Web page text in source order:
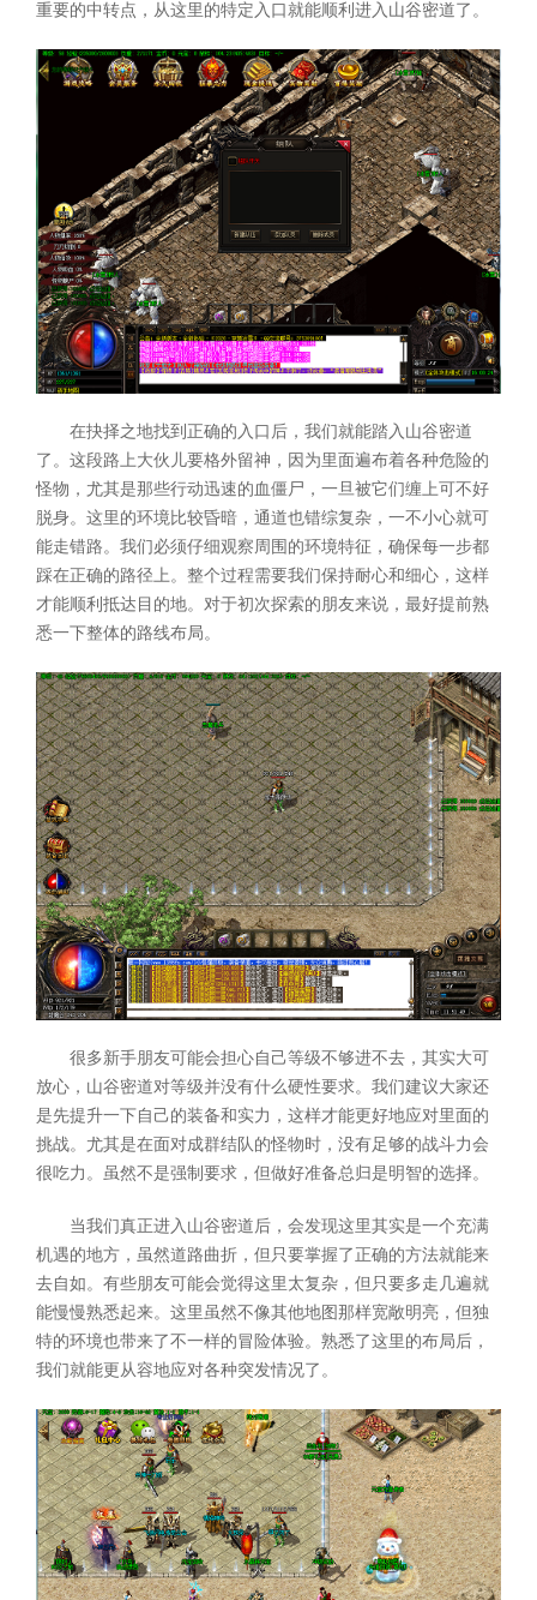
重要的中转点，从这里的特定入口就能顺利进入山谷密道了。
在抉择之地找到正确的入口后，我们就能踏入山谷密道
了。这段路上大伙儿要格外留神，因为里面遍布着各种危险的
怪物，尤其是那些行动迅速的血僵尸，一旦被它们缠上可不好
脱身。这里的环境比较昏暗，通道也错综复杂，一不小心就可
能走错路。我们必须仔细观察周围的环境特征，确保每一步都
踩在正确的路径上。整个过程需要我们保持耐心和细心，这样
才能顺利抵达目的地。对于初次探索的朋友来说，最好提前熟
悉一下整体的路线布局。
很多新手朋友可能会担心自己等级不够进不去，其实大可
放心，山谷密道对等级并没有什么硬性要求。我们建议大家还
是先提升一下自己的装备和实力，这样才能更好地应对里面的
挑战。尤其是在面对成群结队的怪物时，没有足够的战斗力会
很吃力。虽然不是强制要求，但做好准备总归是明智的选择。
当我们真正进入山谷密道后，会发现这里其实是一个充满
机遇的地方，虽然道路曲折，但只要掌握了正确的方法就能来
去自如。有些朋友可能会觉得这里太复杂，但只要多走几遍就
能慢慢熟悉起来。这里虽然不像其他地图那样宽敞明亮，但独
特的环境也带来了不一样的冒险体验。熟悉了这里的布局后，
我们就能更从容地应对各种突发情况了。